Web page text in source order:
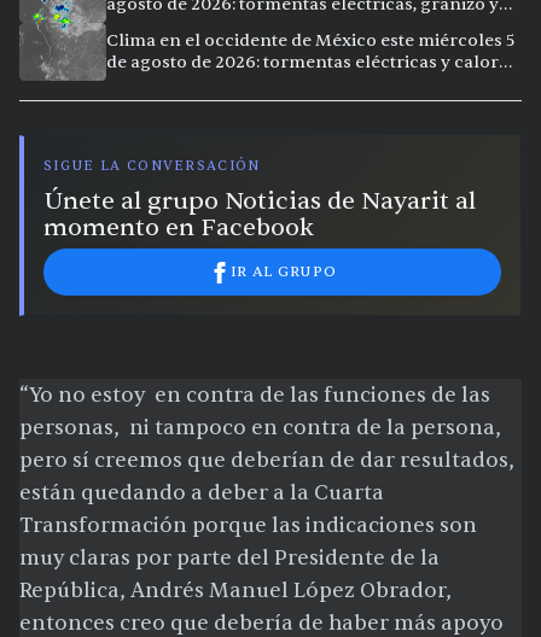
agosto de 2026: tormentas eléctricas, granizo y
Clima en el occidente de México este miércoles 5
de agosto de 2026: tormentas eléctricas y calor
SIGUE LA CONVERSACIÓN
Únete al grupo Noticias de Nayarit al
momento en Facebook
IR AL GRUPO
“Yo no estoy en contra de las funciones de las
personas, ni tampoco en contra de la persona,
pero sí creemos que deberían de dar resultados,
están quedando a deber a la Cuarta
Transformación porque las indicaciones son
muy claras por parte del Presidente de la
República, Andrés Manuel López Obrador,
entonces creo que debería de haber más apoyo